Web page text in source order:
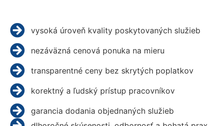
vysoká úroveň kvality poskytovaných služieb
nezáväzná cenová ponuka na mieru
transparentné ceny bez skrytých poplatkov
korektný a ľudský prístup pracovníkov
garancia dodania objednaných služieb